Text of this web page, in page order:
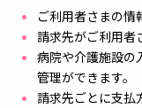
ご利用者さまの情
請求先がご利用者
病院や介護施設の
管理ができます。
請求先ごとに支払